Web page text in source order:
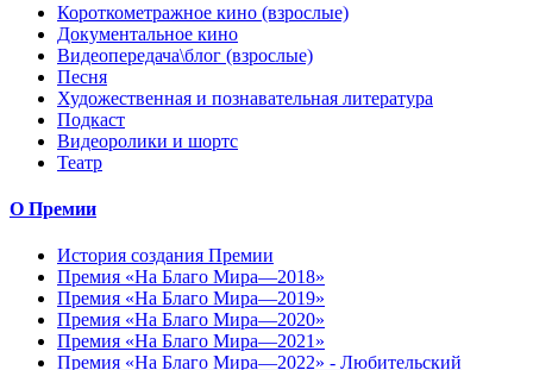
Короткометражное кино (взрослые)
Документальное кино
Видеопередача\блог (взрослые)
Песня
Художественная и познавательная литература
Подкаст
Видеоролики и шортс
Театр
О Премии
История создания Премии
Премия «На Благо Мира—2018»
Премия «На Благо Мира—2019»
Премия «На Благо Мира—2020»
Премия «На Благо Мира—2021»
Премия «На Благо Мира—2022» - Любительский